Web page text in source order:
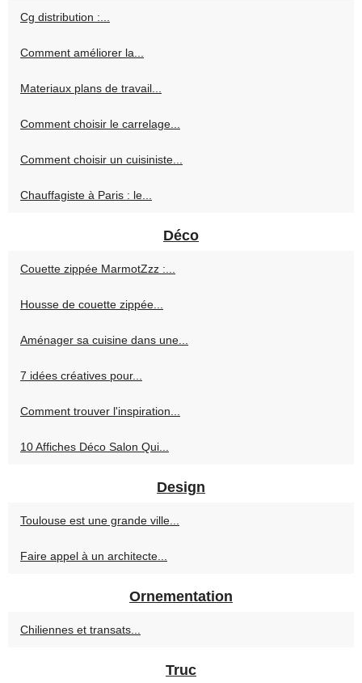
Cg distribution :...
Comment améliorer la...
Materiaux plans de travail...
Comment choisir le carrelage...
Comment choisir un cuisiniste...
Chauffagiste à Paris : le...
Déco
Couette zippée MarmotZzz :...
Housse de couette zippée...
Aménager sa cuisine dans une...
7 idées créatives pour...
Comment trouver l'inspiration...
10 Affiches Déco Salon Qui...
Design
Toulouse est une grande ville...
Faire appel à un architecte...
Ornementation
Chiliennes et transats...
Truc